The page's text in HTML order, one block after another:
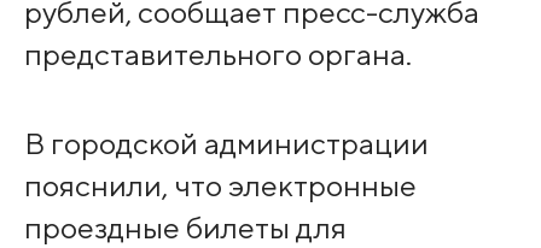
рублей, сообщает пресс-служба
представительного органа.
В городской администрации
пояснили, что электронные
проездные билеты для